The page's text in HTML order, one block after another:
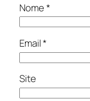
Nome*
Email*
Site